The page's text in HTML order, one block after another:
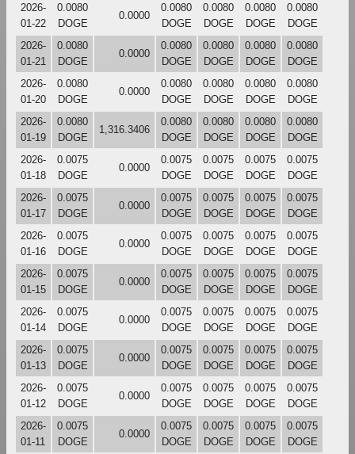
2026-
01-22
0.0080
DOGE
0.0000
0.0080
DOGE
0.0080
DOGE
0.0080
DOGE
0.0080
DOGE
2026-
01-21
0.0080
DOGE
0.0000
0.0080
DOGE
0.0080
DOGE
0.0080
DOGE
0.0080
DOGE
2026-
01-20
0.0080
DOGE
0.0000
0.0080
DOGE
0.0080
DOGE
0.0080
DOGE
0.0080
DOGE
2026-
01-19
0.0080
DOGE
1,316.3406
0.0080
DOGE
0.0080
DOGE
0.0080
DOGE
0.0080
DOGE
2026-
01-18
0.0075
DOGE
0.0000
0.0075
DOGE
0.0075
DOGE
0.0075
DOGE
0.0075
DOGE
2026-
01-17
0.0075
DOGE
0.0000
0.0075
DOGE
0.0075
DOGE
0.0075
DOGE
0.0075
DOGE
2026-
01-16
0.0075
DOGE
0.0000
0.0075
DOGE
0.0075
DOGE
0.0075
DOGE
0.0075
DOGE
2026-
01-15
0.0075
DOGE
0.0000
0.0075
DOGE
0.0075
DOGE
0.0075
DOGE
0.0075
DOGE
2026-
01-14
0.0075
DOGE
0.0000
0.0075
DOGE
0.0075
DOGE
0.0075
DOGE
0.0075
DOGE
2026-
01-13
0.0075
DOGE
0.0000
0.0075
DOGE
0.0075
DOGE
0.0075
DOGE
0.0075
DOGE
2026-
01-12
0.0075
DOGE
0.0000
0.0075
DOGE
0.0075
DOGE
0.0075
DOGE
0.0075
DOGE
2026-
01-11
0.0075
DOGE
0.0000
0.0075
DOGE
0.0075
DOGE
0.0075
DOGE
0.0075
DOGE